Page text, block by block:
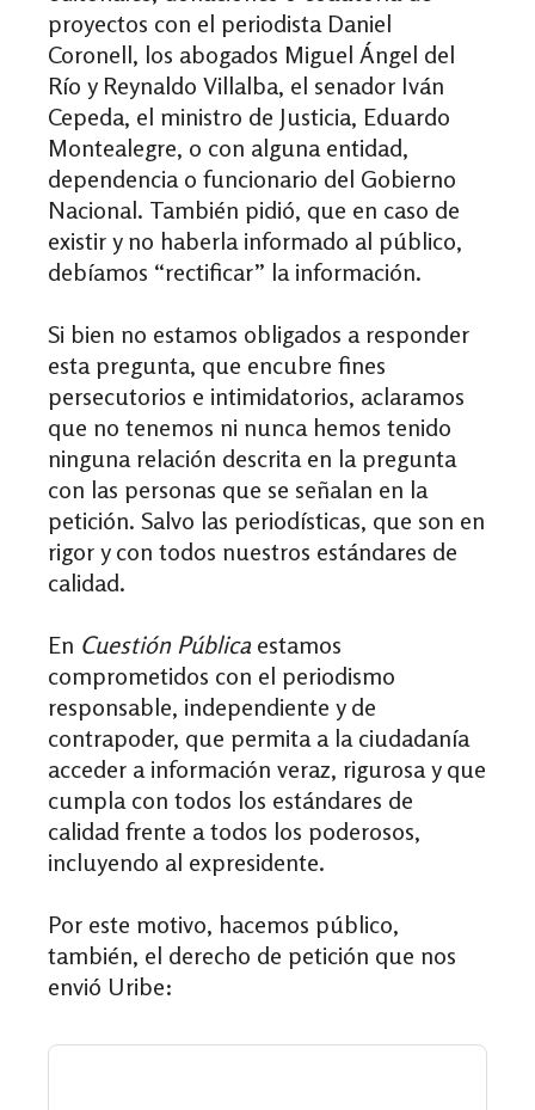
proyectos con el periodista Daniel
Coronell, los abogados Miguel Ángel del
Río y Reynaldo Villalba, el senador Iván
Cepeda, el ministro de Justicia, Eduardo
Montealegre, o con alguna entidad,
dependencia o funcionario del Gobierno
Nacional. También pidió, que en caso de
existir y no haberla informado al público,
debíamos “rectificar” la información.
Si bien no estamos obligados a responder
esta pregunta, que encubre fines
persecutorios e intimidatorios, aclaramos
que no tenemos ni nunca hemos tenido
ninguna relación descrita en la pregunta
con las personas que se señalan en la
petición. Salvo las periodísticas, que son en
rigor y con todos nuestros estándares de
calidad.
En Cuestión Pública estamos
comprometidos con el periodismo
responsable, independiente y de
contrapoder, que permita a la ciudadanía
acceder a información veraz, rigurosa y que
cumpla con todos los estándares de
calidad frente a todos los poderosos,
incluyendo al expresidente.
Por este motivo, hacemos público,
también, el derecho de petición que nos
envió Uribe: